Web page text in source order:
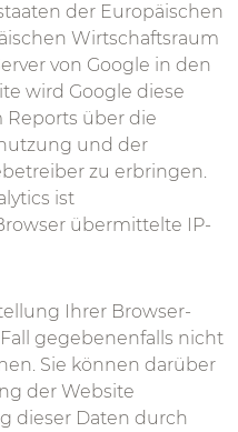
der Europäischen
Wirtschaftsraum
von Google in den
wird Google diese
über die
und der
zu erbringen.
ist
übermittelte IP-
Ihrer Browser-
gegebenenfalls nicht
Sie können darüber
der Website
dieser Daten durch